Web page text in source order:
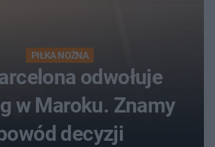
PIŁKA NOŻNA
odwołuje
w Maroku. Znamy
decyzji